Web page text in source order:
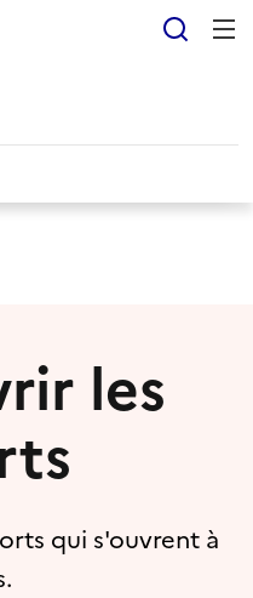
les
qui s'ouvrent à
tarteaucitron